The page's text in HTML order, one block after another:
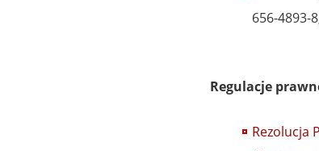
656-4893-
Regulacje
Rezolucja